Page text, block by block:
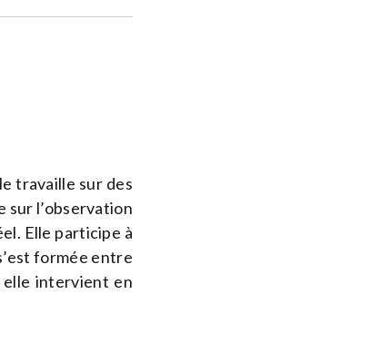
travaille sur des
sur l’observation
Elle participe à
formée entre
elle intervient en